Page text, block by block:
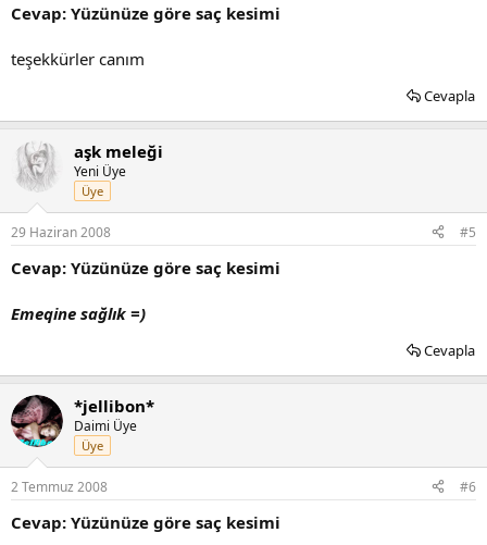
Cevap: Yüzünüze göre saç kesimi
teşekkürler canım
Cevapla
aşk meleği
Yeni Üye
Üye
29 Haziran 2008 #5
Cevap: Yüzünüze göre saç kesimi
Emeqine sağlık =)
Cevapla
*jellibon*
Daimi Üye
Üye
2 Temmuz 2008 #6
Cevap: Yüzünüze göre saç kesimi